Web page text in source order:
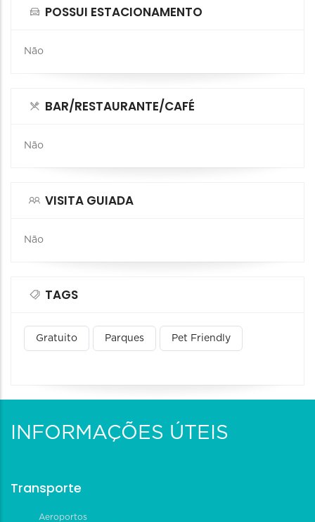
POSSUI ESTACIONAMENTO
Não
BAR/RESTAURANTE/CAFÉ
Não
VISITA GUIADA
Não
TAGS
Gratuito Parques Pet Friendly
INFORMAÇÕES ÚTEIS
Transporte
Aeroportos